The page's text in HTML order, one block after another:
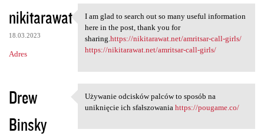
nikitarawat
18.03.2023
Adres
I am glad to search out so
I am glad to search out so many useful information
here in the post, thank you for
sharing.https://nikitarawat.net/amritsar-call-girls/
https://nikitarawat.net/amritsar-call-girls/
Drew
Binsky
Używanie odcisków palców to
Używanie odcisków palców to sposób na
uniknięcie ich sfałszowania https://pougame.co/